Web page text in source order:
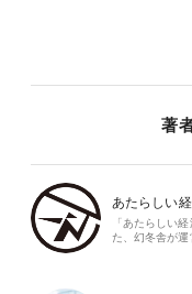
著
あたらしい
「あたらしい
た、幻冬舎が